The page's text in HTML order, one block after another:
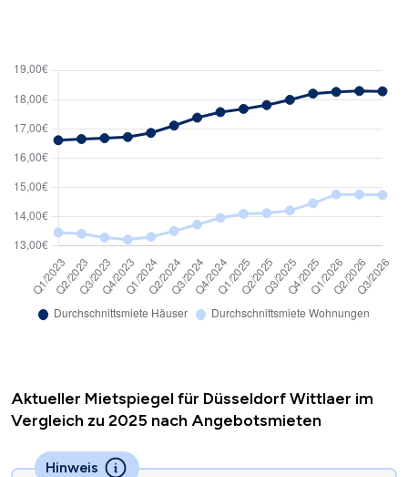
Aktueller Mietspiegel für Düsseldorf Wittlaer im
Vergleich zu 2025 nach Angebotsmieten
Hinweis